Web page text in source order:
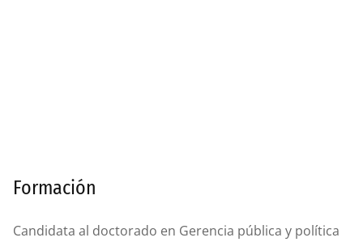
Formación
Candidata al doctorado en Gerencia pública y política